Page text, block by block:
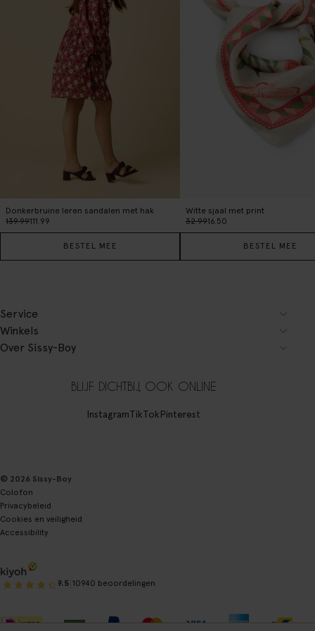
Donkerbruine leren sandalen met hak
139.99111.99
BESTEL MEE
Witte sjaal met print
32.9916.50
BESTEL MEE
Service
Winkels
Over Sissy-Boy
BLIJF DICHTBIJ, OOK ONLINE
InstagramTikTokPinterest
© 2026 Sissy-Boy
Colofon
Privacybeleid
Cookies en veiligheid
Accessibility
9.5 10940 beoordelingen